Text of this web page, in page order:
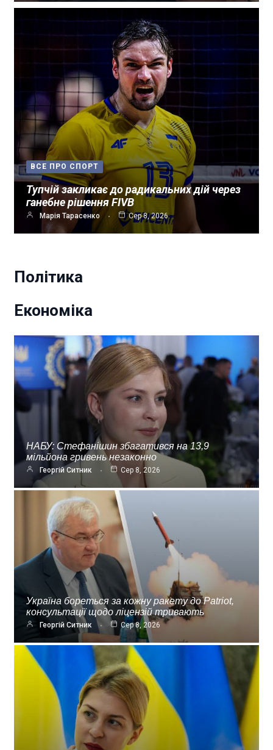
ВСЕ ПРО СПОРТ
Тупчій закликає до радикальних дій через
ганебне рішення FIVB
Марія Тарасенко Сер 8, 2026
Політика
Економіка
НАБУ: Стефанішин збагатився на 13,9
мільйона гривень незаконно
Георгій Ситник Сер 8, 2026
Україна бореться за кожну ракету до Patriot,
консультації щодо ліцензій тривають
Георгій Ситник Сер 8, 2026